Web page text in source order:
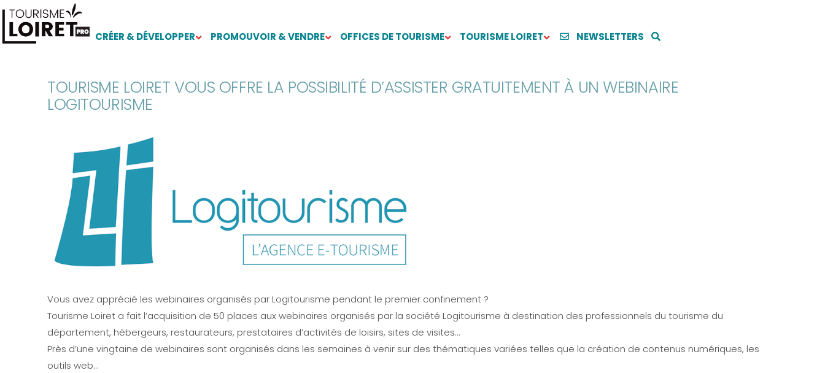
CRÉER & DÉVELOPPER PROMOUVOIR & VENDRE OFFICES DE TOURISME TOURISME LOIRET NEWSLETTERS
TOURISME LOIRET VOUS OFFRE LA POSSIBILITÉ D’ASSISTER GRATUITEMENT À UN WEBINAIRE
LOGITOURISME
Vous avez apprécié les webinaires organisés par Logitourisme pendant le premier confinement ?
Tourisme Loiret a fait l’acquisition de 50 places aux webinaires organisés par la société Logitourisme à destination des professionnels du tourisme du
département, hébergeurs, restaurateurs, prestataires d’activités de loisirs, sites de visites…
Près d’une vingtaine de webinaires sont organisés dans les semaines à venir sur des thématiques variées telles que la création de contenus numériques, les
outils web…